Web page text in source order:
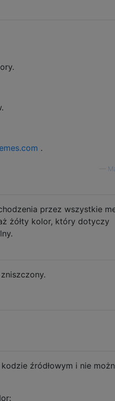
.
przez wszystkie
żółty kolor, który dotyczy
źródłowym i nie